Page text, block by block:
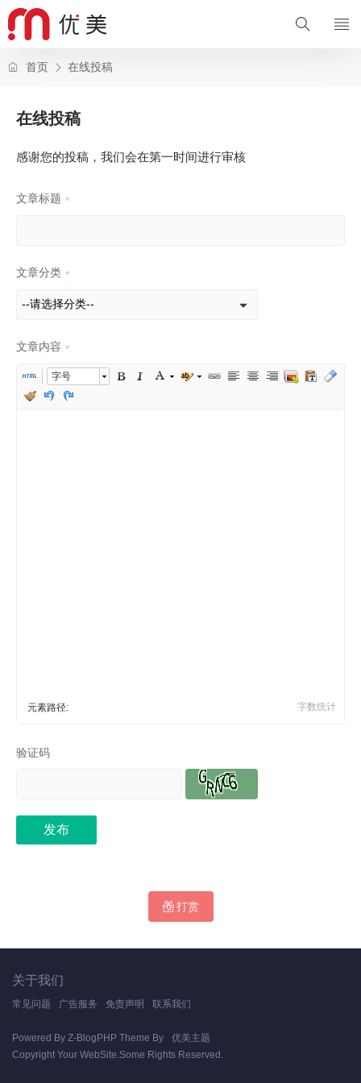
首页 在线投稿
在线投稿
感谢您的投稿，我们会在第一时间进行审核
文章标题 *
文章分类 *
文章内容 *
字号
元素路径: 字数统计
验证码
发布
打赏
关于我们
常见问题 广告服务 免责声明 联系我们
Powered By Z-BlogPHP Theme By
优美主题
Copyright Your WebSite.Some Rights Reserved.